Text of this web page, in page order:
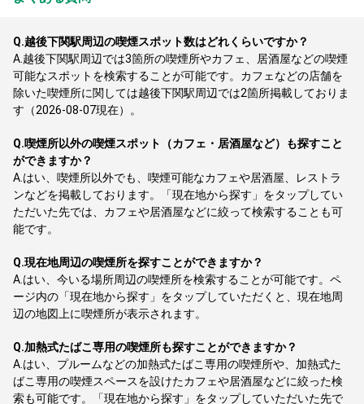
Q.越後下関駅周辺の喫煙スポット数はどれくらいですか？
A. 越後下関駅周辺では3箇所の喫煙所やカフェ、居酒屋などの喫煙
可能なスポットを検索することが可能です。カフェなどの店舗を
除いた喫煙所に関しては越後下関駅周辺では2箇所掲載しておりま
す（2026-08-07現在）。
Q.喫煙所以外の喫煙スポット（カフェ・居酒屋など）も探すこと
ができますか？
A. はい、喫煙所以外でも、喫煙可能なカフェや居酒屋、レストラ
ンなどを掲載しております。「現在地から探す」をタップしてい
ただいた先では、カフェや居酒屋などに絞って検索することも可
能です。
Q.現在地周辺の喫煙所を探すことができますか？
A. はい、今いる場所周辺の喫煙所を検索することが可能です。ペ
ージ内の「現在地から探す」をタップしていただくと、現在地周
辺の地図上に喫煙所が表示されます。
Q.加熱式たばこ専用の喫煙所も探すことができますか？
A. はい、プルームなどの加熱式たばこ専用の喫煙所や、加熱式た
ばこ専用の喫煙スペースを設けたカフェや居酒屋などに絞った検
索も可能です。「現在地から探す」をタップしていただいた先で